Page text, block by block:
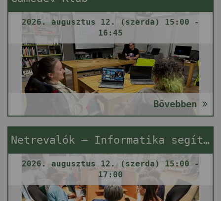
2026. augusztus 12. (szerda) 15:00 -
16:45
Bővebben
Netrevalók – Informatika segítségnyújtás
2026. augusztus 12. (szerda) 15:00 -
17:00